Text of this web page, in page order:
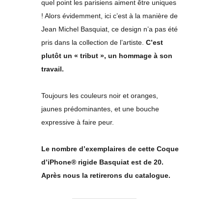
quel point les parisiens aiment être uniques
! Alors évidemment, ici c’est à la manière de
Jean Michel Basquiat, ce design n’a pas été
pris dans la collection de l’artiste. C’est
plutôt un « tribut », un hommage à son
travail.
Toujours les couleurs noir et oranges,
jaunes prédominantes, et une bouche
expressive à faire peur.
Le nombre d’exemplaires de cette Coque
d’iPhone® rigide Basquiat est de 20.
Après nous la retirerons du catalogue.